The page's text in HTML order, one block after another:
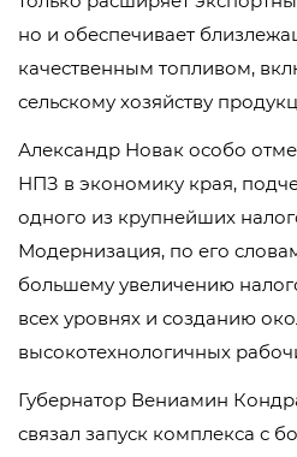
но и обеспечивает
качественным топливом,
сельскому хозяйству
Александр Новак особо
НПЗ в экономику края,
одного из крупнейших
Модернизация, по его
большему увеличению
всех уровнях и созданию
высокотехнологичных
Губернатор Вениамин
связал запуск комплекса с